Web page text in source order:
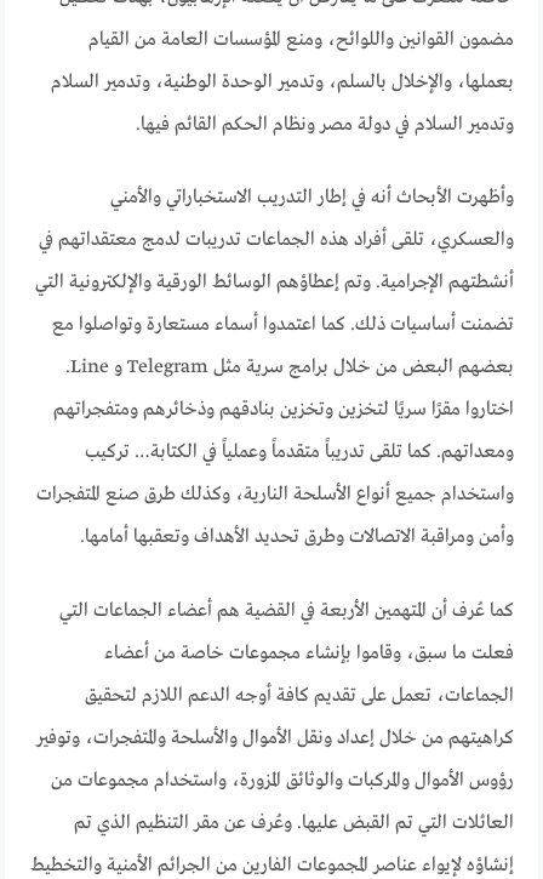
مضمون القوانين واللوائح، ومنع المؤسسات العامة من القيام
بعملها، والإخلال بالسلم، وتدمير الوحدة الوطنية، وتدمير السلام
وتدمير السلام في دولة مصر ونظام الحكم القائم فيها.
وأظهرت الأبحاث أنه في إطار التدريب الاستخباراتي والأمني ​​
والعسكري، تلقى أفراد هذه الجماعات تدريبات لدمج معتقداتهم في
أنشطتهم الإجرامية. وتم إعطاؤهم الوسائط الورقية والإلكترونية التي
تضمنت أساسيات ذلك. كما اعتمدوا أسماء مستعارة وتواصلوا مع
بعضهم البعض من خلال برامج سرية مثل Telegram و Line.
اختاروا مقرًا سريًا لتخزين وتخزين بنادقهم وذخائرهم ومتفجراتهم
ومعداتهم. كما تلقى تدريباً متقدماً وعملياً في الكتابة… تركيب
واستخدام جميع أنواع الأسلحة النارية، وكذلك طرق صنع المتفجرات
وأمن ومراقبة الاتصالات وطرق تحديد الأهداف وتعقبها أمامها.
كما عُرف أن المتهمين الأربعة في القضية هم أعضاء الجماعات التي
فعلت ما سبق، وقاموا بإنشاء مجموعات خاصة من أعضاء
الجماعات، تعمل على تقديم كافة أوجه الدعم اللازم لتحقيق
كراهيتهم من خلال إعداد ونقل الأموال والأسلحة والمتفجرات، وتوفير
رؤوس الأموال والمركبات والوثائق المزورة، واستخدام مجموعات من
العائلات التي تم القبض عليها. وعُرف عن مقر التنظيم الذي تم
إنشاؤه لإيواء عناصر المجموعات الفارين من الجرائم الأمنية والتخطيط